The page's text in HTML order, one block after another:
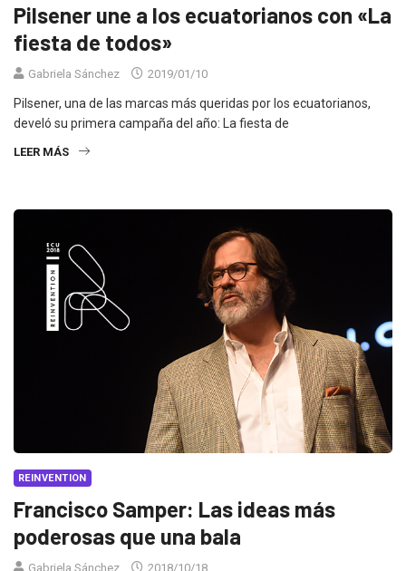
Pilsener une a los ecuatorianos con «La
fiesta de todos»
Gabriela Sánchez 2019/01/10
Pilsener, una de las marcas más queridas por los ecuatorianos,
develó su primera campaña del año: La fiesta de
LEER MÁS
REINVENTION
Francisco Samper: Las ideas más
poderosas que una bala
Gabriela Sánchez 2018/10/18